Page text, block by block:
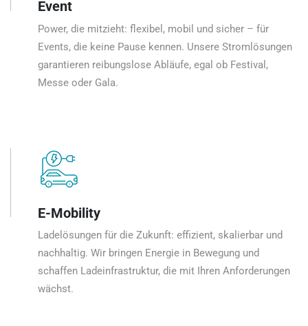
Event
Power, die mitzieht: flexibel, mobil und sicher – für
Events, die keine Pause kennen. Unsere Stromlösungen
garantieren reibungslose Abläufe, egal ob Festival,
Messe oder Gala.
E-Mobility
Ladelösungen für die Zukunft: effizient, skalierbar und
nachhaltig. Wir bringen Energie in Bewegung und
schaffen Ladeinfrastruktur, die mit Ihren Anforderungen
wächst.